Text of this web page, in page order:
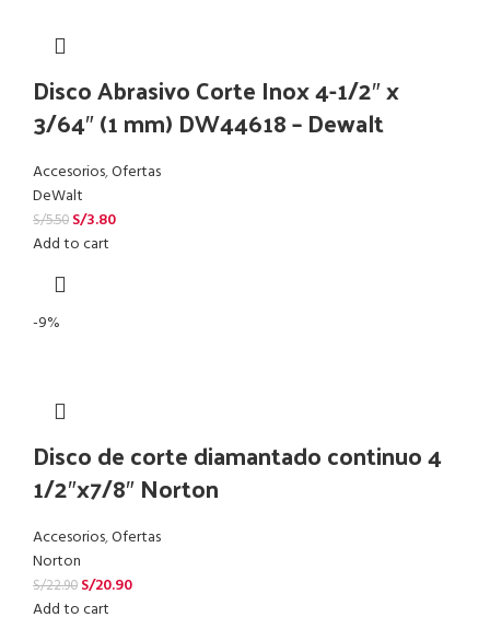
Disco Abrasivo Corte Inox 4-1/2″ x
3/64″ (1 mm) DW44618 – Dewalt
Accesorios,Ofertas
DeWalt
S/5.50 S/3.80
Add to cart
-9%
Disco de corte diamantado continuo 4
1/2″x7/8″ Norton
Accesorios,Ofertas
Norton
S/22.90 S/20.90
Add to cart